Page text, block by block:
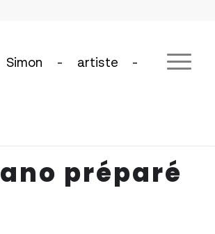
préparé